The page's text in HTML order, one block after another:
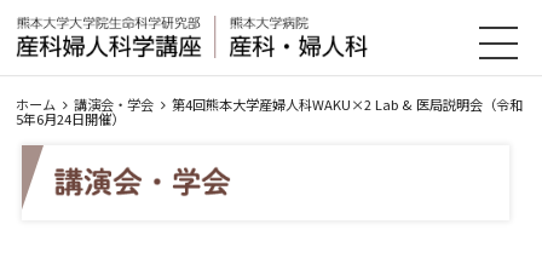
ホーム 講演会・学会 第4回熊本大学産婦人科WAKU×2 Lab & 医局説明会（令和
5年6月24日開催）
HOME